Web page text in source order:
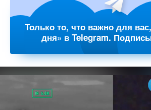
Только то, что важно для
дня» в Telegram.